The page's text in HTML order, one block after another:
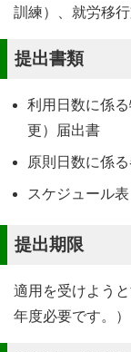
訓練）、就労移
提出書類
利用日数に係
更）届出書
原則日数に係
スケジュール表
提出期限
適用を受けよう
年度必要です。）